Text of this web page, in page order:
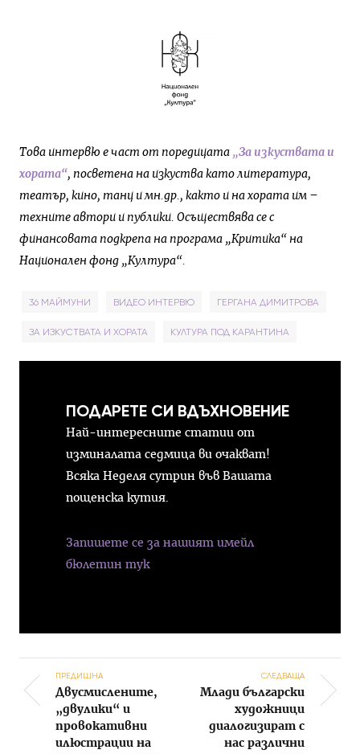
Това интервю е част от поредицата „За изкуствата и
хората“, посветена на изкуства като литература,
театър, кино, танц и мн.др., както и на хората им –
техните автори и публики. Осъществява се с
финансовата подкрепа на програма „Критика“ на
Национален фонд „Култура“.
36 МАЙМУНИ ВИДЕО ИНТЕРВЮ ГЕРГАНА ДИМИТРОВА
ЗА ИЗКУСТВАТА И ХОРАТА КУЛТУРА ПОД КАРАНТИНА
ПОДАРЕТЕ СИ ВДЪХНОВЕНИЕ
Най-интересните статии от
изминалата седмица ви очакват!
Всяка Неделя сутрин във Вашата
пощенска кутия.
Запишете се за нашият имейл
бюлетин тук
Post navigation
ПРЕДИШНА
Двусмислените,
„двулики“ и
провокативни
илюстрации на
СЛЕДВАЩА
Млади български
художници
диалогизират с
нас различни